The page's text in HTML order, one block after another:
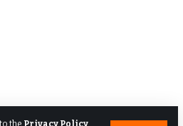
the Privacy Policy